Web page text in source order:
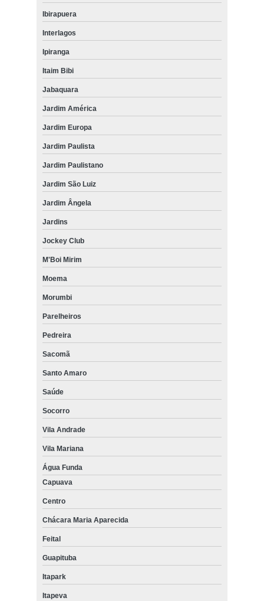
Ibirapuera
Interlagos
Ipiranga
Itaim Bibi
Jabaquara
Jardim América
Jardim Europa
Jardim Paulista
Jardim Paulistano
Jardim São Luiz
Jardim Ângela
Jardins
Jockey Club
M'Boi Mirim
Moema
Morumbi
Parelheiros
Pedreira
Sacomã
Santo Amaro
Saúde
Socorro
Vila Andrade
Vila Mariana
Água Funda
Capuava
Centro
Chácara Maria Aparecida
Feital
Guapituba
Itapark
Itapeva